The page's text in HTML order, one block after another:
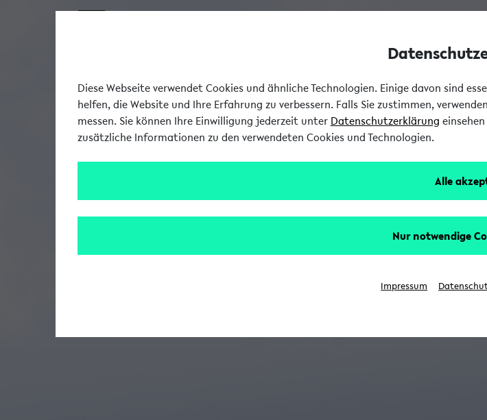
Diese Webseite verwendet Cookies und ähnliche Technologien. Einige davon sind
helfen, die Website und Ihre Erfahrung zu verbessern. Falls Sie zustimmen,
messen. Sie können Ihre Einwilligung jederzeit unter Datenschutzerklärung
zusätzliche Informationen zu den verwendeten Cookies und Technologien.
Alle
Nur notwendige
Impressum